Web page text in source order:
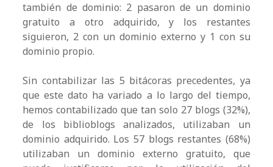
también de dominio: 2 pasaron de un dominio
gratuito a otro adquirido, y los restantes
siguieron, 2 con un dominio externo y 1 con su
dominio propio.
Sin contabilizar las 5 bitácoras precedentes, ya
que este dato ha variado a lo largo del tiempo,
hemos contabilizado que tan solo 27 blogs (32%),
de los biblioblogs analizados, utilizaban un
dominio adquirido. Los 57 blogs restantes (68%)
utilizaban un dominio externo gratuito, que